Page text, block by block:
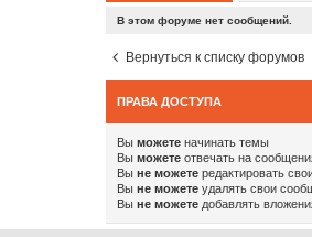
В этом форуме нет сообщений.
Вернуться к списку форумов
ПРАВА ДОСТУПА
Вы можете начинать темы
Вы можете отвечать на
Вы не можете редактировать
Вы не можете удалять свои
Вы не можете добавлять